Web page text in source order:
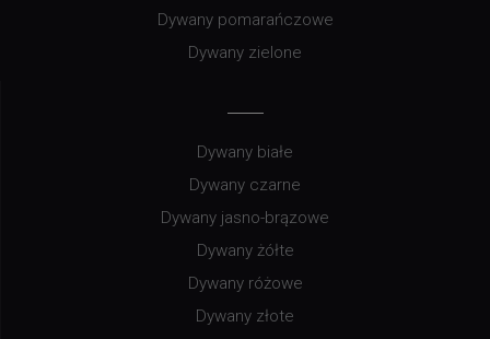
Dywany pomarańczowe
Dywany zielone
Dywany białe
Dywany czarne
Dywany jasno-brązowe
Dywany żółte
Dywany różowe
Dywany złote